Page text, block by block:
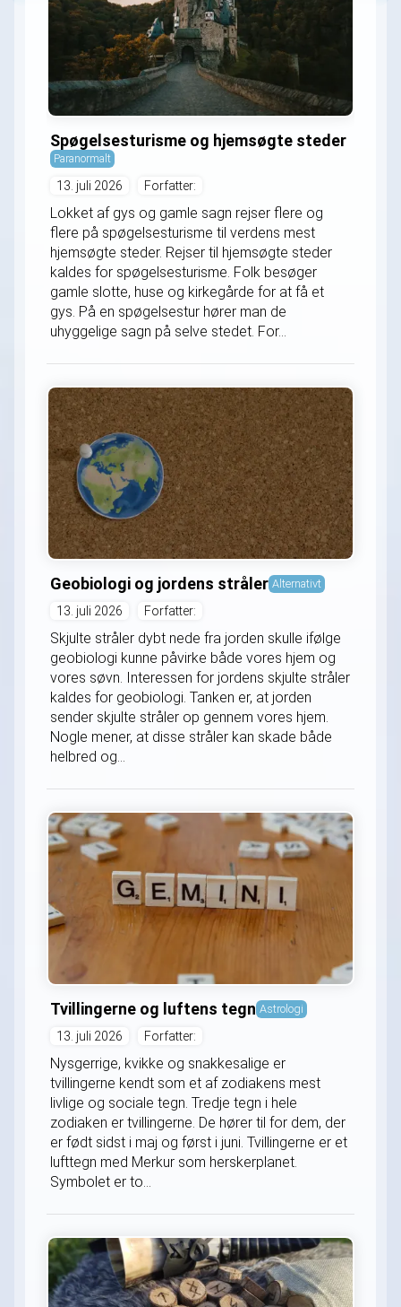
Spøgelsesturisme og hjemsøgte steder
Paranormalt
13. juli 2026 Forfatter:
Lokket af gys og gamle sagn rejser flere og
flere på spøgelsesturisme til verdens mest
hjemsøgte steder. Rejser til hjemsøgte steder
kaldes for spøgelsesturisme. Folk besøger
gamle slotte, huse og kirkegårde for at få et
gys. På en spøgelsestur hører man de
uhyggelige sagn på selve stedet. For...
Geobiologi og jordens stråler Alternativt
13. juli 2026 Forfatter:
Skjulte stråler dybt nede fra jorden skulle ifølge
geobiologi kunne påvirke både vores hjem og
vores søvn. Interessen for jordens skjulte stråler
kaldes for geobiologi. Tanken er, at jorden
sender skjulte stråler op gennem vores hjem.
Nogle mener, at disse stråler kan skade både
helbred og...
Tvillingerne og luftens tegn Astrologi
13. juli 2026 Forfatter:
Nysgerrige, kvikke og snakkesalige er
tvillingerne kendt som et af zodiakens mest
livlige og sociale tegn. Tredje tegn i hele
zodiaken er tvillingerne. De hører til for dem, der
er født sidst i maj og først i juni. Tvillingerne er et
lufttegn med Merkur som herskerplanet.
Symbolet er to...